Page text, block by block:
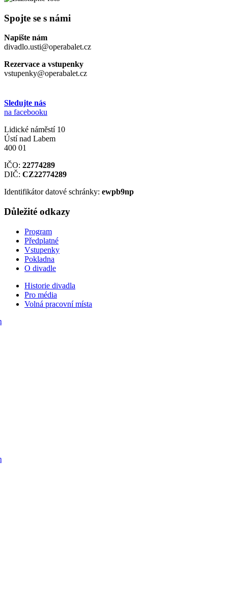
Spojte se s námi
Napište nám
divadlo.usti@operabalet.cz
Rezervace a vstupenky
vstupenky@operabalet.cz
Sledujte nás
na facebooku
Lidické náměstí 10
Ústí nad Labem
400 01
IČO: 22774289
DIČ: CZ22774289
Identifikátor datové schránky: ewpb9np
Důležité odkazy
Program
Předplatné
Vstupenky
Pokladna
O divadle
Historie divadla
Pro média
Volná pracovní místa